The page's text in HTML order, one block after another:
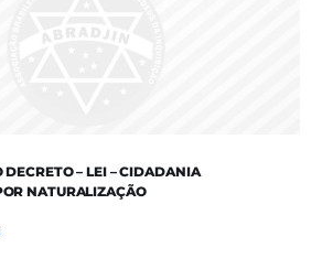
DECRETO – LEI – CIDADANIA
NATURALIZAÇÃO